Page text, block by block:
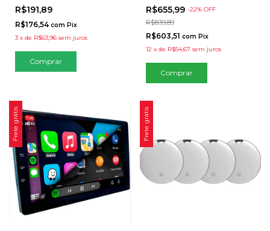
Lumens
R$191,89
R$176,54 com Pix
3 x de R$63,96 sem juros
Comprar
200W
R$655,99 -22% OFF
R$839,89
R$603,51 com Pix
12 x de R$54,67 sem juros
Frete grátis Frete grátis